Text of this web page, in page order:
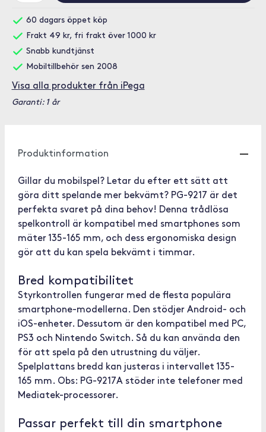
60 dagars öppet köp
Frakt 49 kr, fri frakt över 1000 kr
Snabb kundtjänst
Mobiltillbehör sen 2008
Visa alla produkter från iPega
Garanti: 1 år
Produktinformation
Gillar du mobilspel? Letar du efter ett sätt att
göra ditt spelande mer bekvämt? PG-9217 är det
perfekta svaret på dina behov! Denna trådlösa
spelkontroll är kompatibel med smartphones som
mäter 135-165 mm, och dess ergonomiska design
gör att du kan spela bekvämt i timmar.
Bred kompatibilitet
Styrkontrollen fungerar med de flesta populära
smartphone-modellerna. Den stödjer Android- och
iOS-enheter. Dessutom är den kompatibel med PC,
PS3 och Nintendo Switch. Så du kan använda den
för att spela på den utrustning du väljer.
Spelplattans bredd kan justeras i intervallet 135-
165 mm. Obs: PG-9217A stöder inte telefoner med
Mediatek-processorer.
Passar perfekt till din smartphone